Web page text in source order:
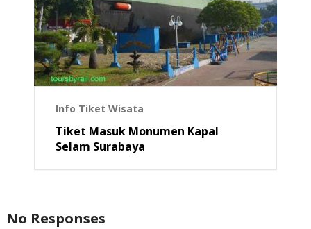
Info Tiket Wisata
Tiket Masuk Monumen Kapal
Selam Surabaya
No Responses